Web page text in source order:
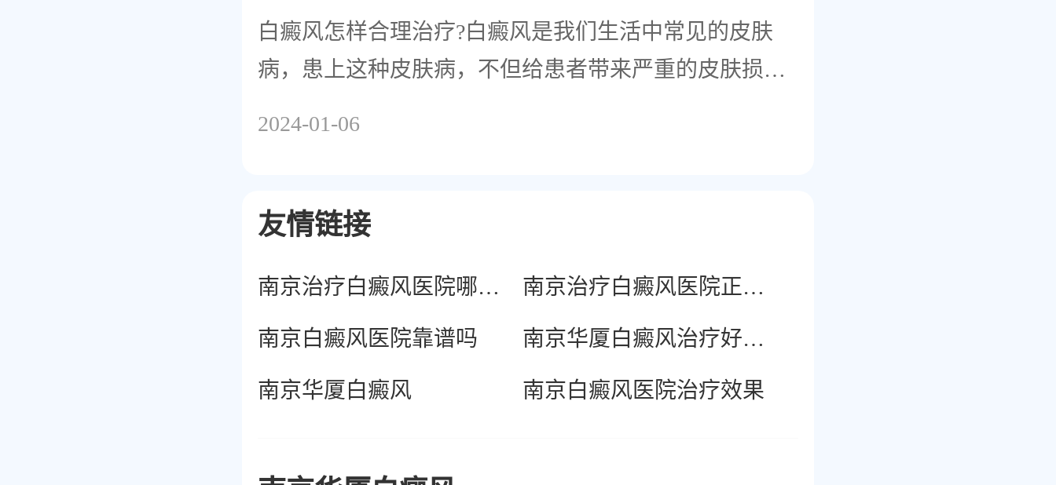
白癜风怎样合理治疗?白癜风是我们生活中常见的皮肤
病，患上这种皮肤病，不但给患者带来严重的皮肤损
2024-01-06
友情链接
南京治疗白癜风医院哪家好 南京治疗白癜风医院正规吗
南京白癜风医院靠谱吗 南京华厦白癜风治疗好不好
南京华厦白癜风 南京白癜风医院治疗效果